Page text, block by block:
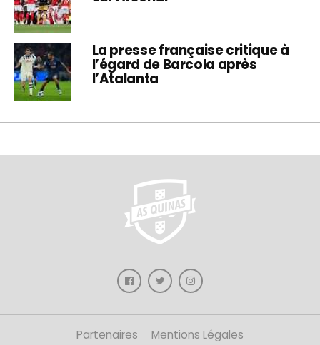
La presse française critique à
l’égard de Barcola après
l’Atalanta
Partenaires Mentions Légales